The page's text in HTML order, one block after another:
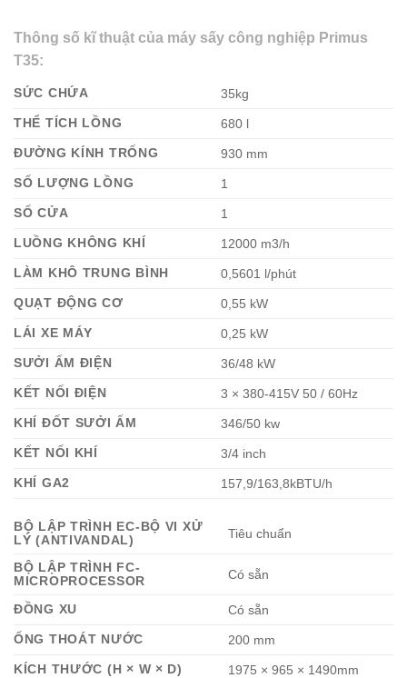
Thông số kĩ thuật của máy sấy công nghiệp Primus
T35:
SỨC CHỨA
35kg
THỂ TÍCH LỒNG
680 l
ĐƯỜNG KÍNH TRỐNG
930 mm
SỐ LƯỢNG LỒNG
1
SỐ CỬA
1
LUỒNG KHÔNG KHÍ
12000 m3/h
LÀM KHÔ TRUNG BÌNH
0,5601 l/phút
QUẠT ĐỘNG CƠ
0,55 kW
LÁI XE MÁY
0,25 kW
SƯỞI ẤM ĐIỆN
36/48 kW
KẾT NỐI ĐIỆN
3 × 380-415V 50 / 60Hz
KHÍ ĐỐT SƯỞI ẤM
346/50 kw
KẾT NỐI KHÍ
3/4 inch
KHÍ GA2
157,9/163,8kBTU/h
BỘ LẬP TRÌNH EC-BỘ VI XỬ
LÝ (ANTIVANDAL)
Tiêu chuẩn
BỘ LẬP TRÌNH FC-
MICROPROCESSOR
Có sẵn
ĐỒNG XU
Có sẵn
ỐNG THOÁT NƯỚC
200 mm
KÍCH THƯỚC (H × W × D)
1975 × 965 × 1490mm